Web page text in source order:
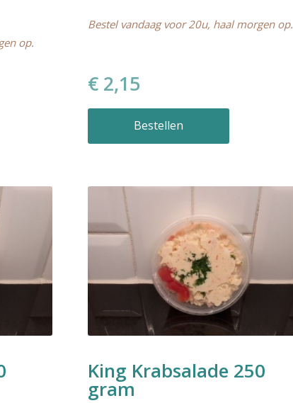
op.
Bestel vandaag voor 20u, haal morgen op.
€ 2,15
Bestellen
King Krabsalade 250
gram